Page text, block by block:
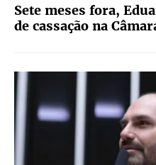
Sete meses fora,
de cassação na